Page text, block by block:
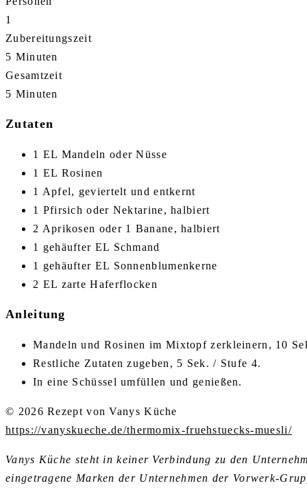
1
Zubereitungszeit
5 Minuten
Gesamtzeit
5 Minuten
Zutaten
1 EL Mandeln oder Nüsse
1 EL Rosinen
1 Apfel, geviertelt und entkernt
1 Pfirsich oder Nektarine, halbiert
2 Aprikosen oder 1 Banane, halbiert
1 gehäufter EL Schmand
1 gehäufter EL Sonnenblumenkerne
2 EL zarte Haferflocken
Anleitung
Mandeln und Rosinen im Mixtopf zerkleinern, 10
Restliche Zutaten zugeben, 5 Sek. / Stufe 4.
In eine Schüssel umfüllen und genießen.
© 2026 Rezept von Vanys Küche
https://vanyskueche.de/thermomix-fruehstuecks-muesli/
Vanys Küche steht in keiner Verbindung zu den
eingetragene Marken der Unternehmen der Vorwerk-